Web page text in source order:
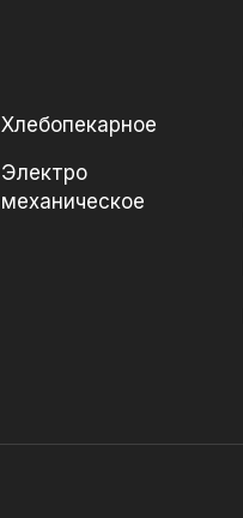
Хлебопекарное
Электро
механическое